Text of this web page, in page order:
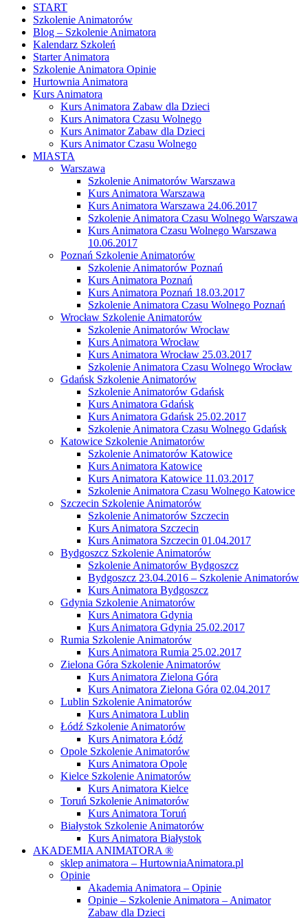
START
Szkolenie Animatorów
Blog – Szkolenie Animatora
Kalendarz Szkoleń
Starter Animatora
Szkolenie Animatora Opinie
Hurtownia Animatora
Kurs Animatora
Kurs Animatora Zabaw dla Dzieci
Kurs Animatora Czasu Wolnego
Kurs Animator Zabaw dla Dzieci
Kurs Animator Czasu Wolnego
MIASTA
Warszawa
Szkolenie Animatorów Warszawa
Kurs Animatora Warszawa
Kurs Animatora Warszawa 24.06.2017
Szkolenie Animatora Czasu Wolnego Warszawa
Kurs Animatora Czasu Wolnego Warszawa
10.06.2017
Poznań Szkolenie Animatorów
Szkolenie Animatorów Poznań
Kurs Animatora Poznań
Kurs Animatora Poznań 18.03.2017
Szkolenie Animatora Czasu Wolnego Poznań
Wrocław Szkolenie Animatorów
Szkolenie Animatorów Wrocław
Kurs Animatora Wrocław
Kurs Animatora Wrocław 25.03.2017
Szkolenie Animatora Czasu Wolnego Wrocław
Gdańsk Szkolenie Animatorów
Szkolenie Animatorów Gdańsk
Kurs Animatora Gdańsk
Kurs Animatora Gdańsk 25.02.2017
Szkolenie Animatora Czasu Wolnego Gdańsk
Katowice Szkolenie Animatorów
Szkolenie Animatorów Katowice
Kurs Animatora Katowice
Kurs Animatora Katowice 11.03.2017
Szkolenie Animatora Czasu Wolnego Katowice
Szczecin Szkolenie Animatorów
Szkolenie Animatorów Szczecin
Kurs Animatora Szczecin
Kurs Animatora Szczecin 01.04.2017
Bydgoszcz Szkolenie Animatorów
Szkolenie Animatorów Bydgoszcz
Bydgoszcz 23.04.2016 – Szkolenie Animatorów
Kurs Animatora Bydgoszcz
Gdynia Szkolenie Animatorów
Kurs Animatora Gdynia
Kurs Animatora Gdynia 25.02.2017
Rumia Szkolenie Animatorów
Kurs Animatora Rumia 25.02.2017
Zielona Góra Szkolenie Animatorów
Kurs Animatora Zielona Góra
Kurs Animatora Zielona Góra 02.04.2017
Lublin Szkolenie Animatorów
Kurs Animatora Lublin
Łódź Szkolenie Animatorów
Kurs Animatora Łódź
Opole Szkolenie Animatorów
Kurs Animatora Opole
Kielce Szkolenie Animatorów
Kurs Animatora Kielce
Toruń Szkolenie Animatorów
Kurs Animatora Toruń
Białystok Szkolenie Animatorów
Kurs Animatora Białystok
AKADEMIA ANIMATORA ®
sklep animatora – HurtowniaAnimatora.pl
Opinie
Akademia Animatora – Opinie
Opinie – Szkolenie Animatora – Animator
Zabaw dla Dzieci